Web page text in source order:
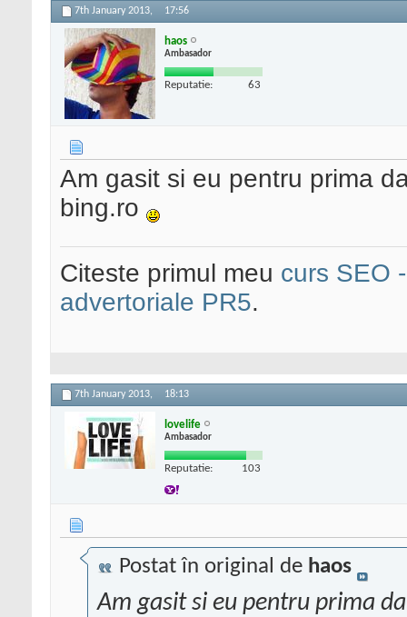
7th January 2013, 17:56
haos
Ambasador
Reputatie: 63
Am gasit si eu pentru prima
bing.ro
Citeste primul meu curs SEO
advertoriale PR5.
7th January 2013, 18:13
lovelife
Ambasador
Reputatie: 103
Postat în original de haos
Am gasit si eu pentru prima